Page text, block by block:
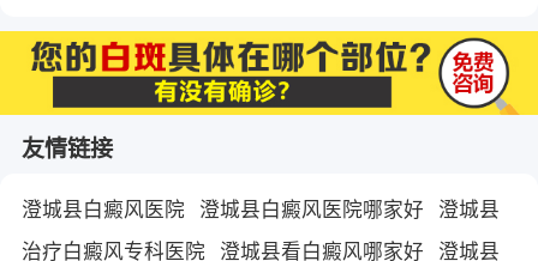
友情链接
澄城县白癜风医院 澄城县白癜风医院哪家好 澄城县
治疗白癜风专科医院 澄城县看白癜风哪家好 澄城县